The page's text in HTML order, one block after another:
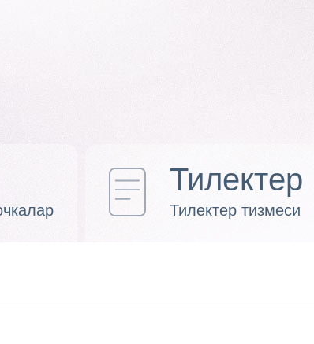
Тилектер
Тилектер тизмеси